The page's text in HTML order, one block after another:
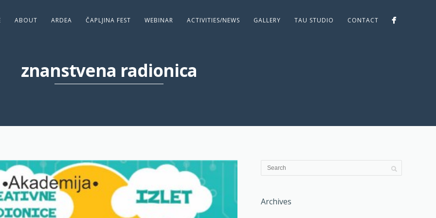
ABOUT ARDEA ČAPLJINA FEST WEBINAR ACTIVITIES/NEWS GALLERY TAU STUDIO CONTACT
znanstvena radionica
Archives